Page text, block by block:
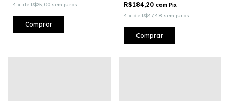
4 x de R$25,00 sem juros
Comprar
R$184,20 com Pix
4 x de R$47,48 sem juros
Comprar